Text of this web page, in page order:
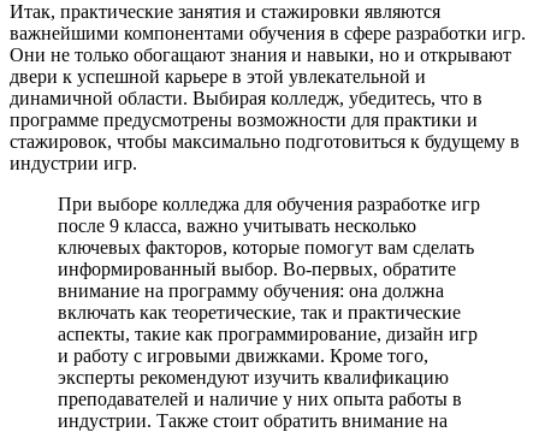
Итак, практические занятия и стажировки являются
важнейшими компонентами обучения в сфере разработки игр.
Они не только обогащают знания и навыки, но и открывают
двери к успешной карьере в этой увлекательной и
динамичной области. Выбирая колледж, убедитесь, что в
программе предусмотрены возможности для практики и
стажировок, чтобы максимально подготовиться к будущему в
индустрии игр.
При выборе колледжа для обучения разработке игр
после 9 класса, важно учитывать несколько
ключевых факторов, которые помогут вам сделать
информированный выбор. Во-первых, обратите
внимание на программу обучения: она должна
включать как теоретические, так и практические
аспекты, такие как программирование, дизайн игр
и работу с игровыми движками. Кроме того,
эксперты рекомендуют изучить квалификацию
преподавателей и наличие у них опыта работы в
индустрии. Также стоит обратить внимание на